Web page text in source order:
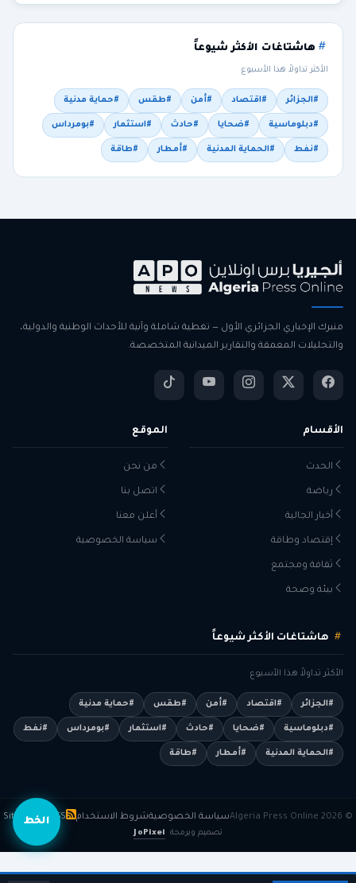
الخط
هاشتاغات الأكثر شيوعاً
الأكثر تداولاً هذا الأسبوع
#الجزائر #اقتصاد #أمن #طقس #حماية مدنية
#دبلوماسية #ضحايا #حادث #استثمار #بومرداس
#نفط #الحماية المدنية #أمطار #طاقة
منبرك الإخباري الجزائري الأول — تغطية شاملة وآنية للأحداث الوطنية والدولية،
والتحليلات المعمقة والتقارير الميدانية المتخصصة.
الأقسام
الحدث
رياضة
أخبار الجالية
إقتصاد وطاقة
ثقافة ومجتمع
بيئة وصحة
الموقع
من نحن
اتصل بنا
أعلن معنا
سياسة الخصوصية
هاشتاغات الأكثر شيوعاً
الأكثر تداولاً هذا الأسبوع
#الجزائر #اقتصاد #أمن #طقس #حماية مدنية
#دبلوماسية #ضحايا #حادث #استثمار #بومرداس #نفط
#الحماية المدنية #أمطار #طاقة
© 2026 Algeria Press Online سياسة الخصوصيةشروط الاستخدام RSS
Sitemap
تصميم وبرمجة JoPixel